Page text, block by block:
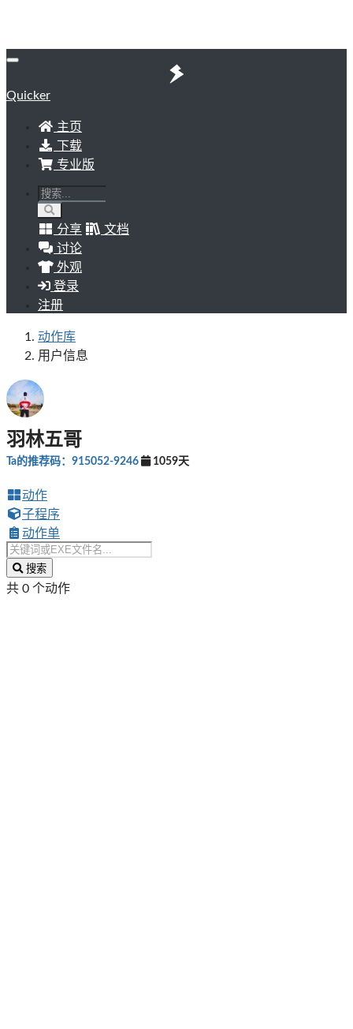
Quicker
主页
下载
专业版
分享
文档
讨论
外观
登录
注册
动作库
用户信息
羽林五哥
Ta的推荐码：915052-9246 1059天
动作
子程序
动作单
搜索
共 0 个动作